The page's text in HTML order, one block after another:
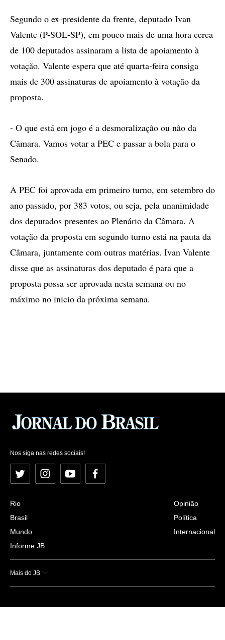
Segundo o ex-presidente da frente, deputado Ivan
Valente (P-SOL-SP), em pouco mais de uma hora cerca
de 100 deputados assinaram a lista de apoiamento à
votação. Valente espera que até quarta-feira consiga
mais de 300 assinaturas de apoiamento à votação da
proposta.
- O que está em jogo é a desmoralização ou não da
Câmara. Vamos votar a PEC e passar a bola para o
Senado.
A PEC foi aprovada em primeiro turno, em setembro do
ano passado, por 383 votos, ou seja, pela unanimidade
dos deputados presentes ao Plenário da Câmara. A
votação da proposta em segundo turno está na pauta da
Câmara, juntamente com outras matérias. Ivan Valente
disse que as assinaturas dos deputado é para que a
proposta possa ser aprovada nesta semana ou no
máximo no inicio da próxima semana.
Nos siga nas redes sociais!
Twitter InstagramYouTubeFacebook
Rio
Brasil
Mundo
Informe JB
Opinião
Política
Internacional
Mais do JB
Esportes